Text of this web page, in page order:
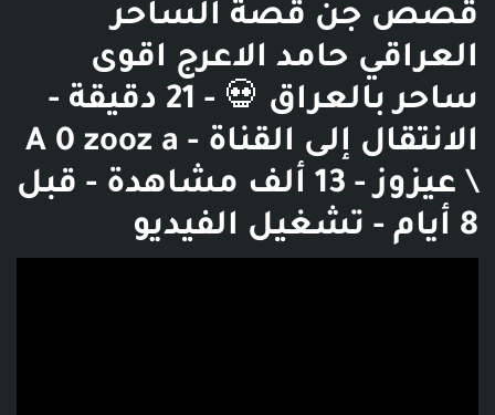
قصص جن قصة الساحر
العراقي حامد الاعرج اقوى
ساحر بالعراق 💀 - 21 دقيقة -
الانتقال إلى القناة - A 0 zooz a
\ عيزوز - 13 ألف مشاهدة - قبل
8 أيام - تشغيل الفيديو